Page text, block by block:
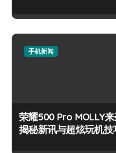
手机新闻
荣耀500 Pro MOLLY
揭秘新讯与超炫玩机技